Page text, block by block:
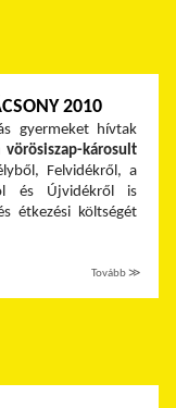
2010
gyermeket hívtak
károsult
Felvidékről, a
és Újvidékről is
étkezési költségét
Tovább ≫